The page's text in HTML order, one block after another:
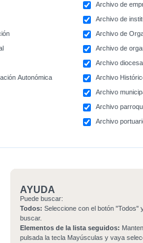
Archivo de
Archivo de
Archivo de
Archivo de
Archivo
Autonómica
Archivo
Archivo
Archivo
Archivo
AYUDA
Puede buscar:
Todos: Seleccione con el botón "Todos"
buscar.
Elementos de la lista seguidos:
pulsada la tecla Mayúsculas y vaya